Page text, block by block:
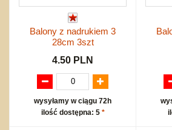
Balony z nadrukiem 3
28cm 3szt
4.50 PLN
wysyłamy w ciągu 72h
ilość dostępna: 5 *